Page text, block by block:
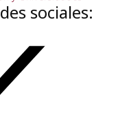
sociales: